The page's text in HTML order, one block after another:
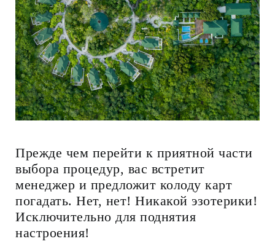
Прежде чем перейти к приятной части
выбора процедур, вас встретит
менеджер и предложит колоду карт
погадать. Нет, нет! Никакой эзотерики!
Исключительно для поднятия
настроения!